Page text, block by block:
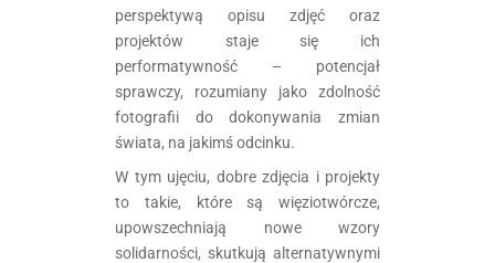
perspektywą opisu zdjęć oraz
projektów staje się ich
performatywność – potencjał
sprawczy, rozumiany jako zdolność
fotografii do dokonywania zmian
świata, na jakimś odcinku.
W tym ujęciu, dobre zdjęcia i projekty
to takie, które są więziotwórcze,
upowszechniają nowe wzory
solidarności, skutkują alternatywnymi